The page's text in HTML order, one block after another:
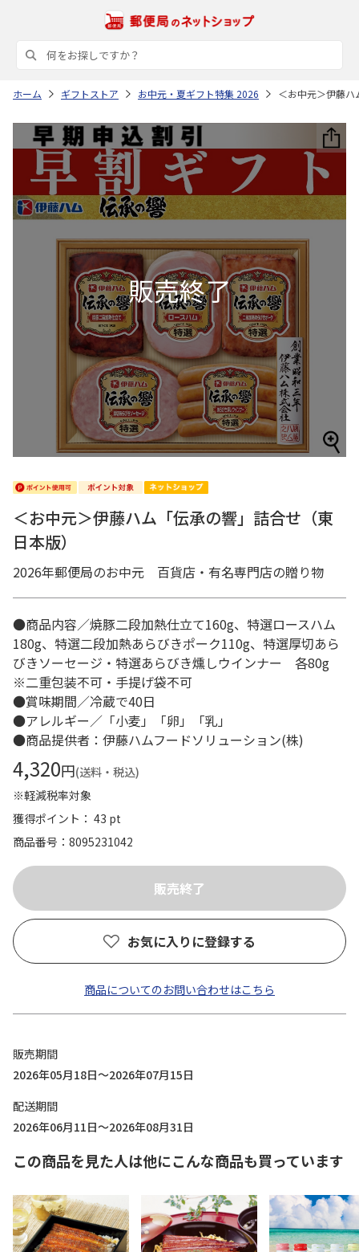
ホーム ギフトストア お中元・夏ギフト特集 2026 ＜お中元＞伊藤
＜お中元＞伊藤ハム「伝承の響」詰合せ（東
日本版）
2026年郵便局のお中元 百貨店・有名専門店の贈り物
●商品内容／焼豚二段加熱仕立て160g、特選ロースハム
180g、特選二段加熱あらびきポーク110g、特選厚切あら
びきソーセージ・特選あらびき燻しウインナー 各80g
※二重包装不可・手提げ袋不可
●賞味期間／冷蔵で40日
●アレルギー／「小麦」「卵」「乳」
●商品提供者：伊藤ハムフードソリューション(株)
4,320円(送料・税込)
※軽減税率対象
獲得ポイント： 43 pt
商品番号
8095231042
お気に入りに登録する
商品についてのお問い合わせはこちら
販売期間
2026年05月18日～2026年07月15日
配送期間
2026年06月11日～2026年08月31日
この商品を見た人は他にこんな商品も買っています